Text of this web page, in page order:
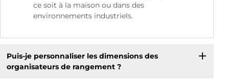
ce soit à la maison ou dans des
environnements industriels.
Puis-je personnaliser les dimensions des
organisateurs de rangement ?